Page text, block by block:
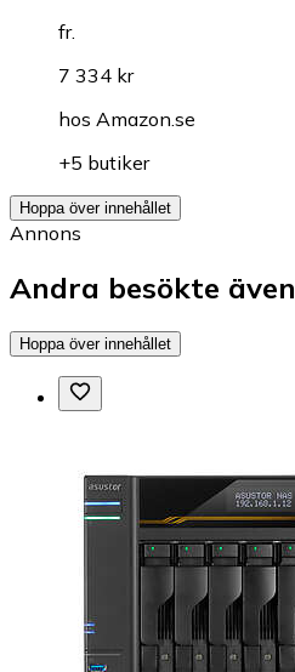
fr.
7 334 kr
hos Amazon.se
+5 butiker
Hoppa över innehållet
Annons
Andra besökte även
Hoppa över innehållet